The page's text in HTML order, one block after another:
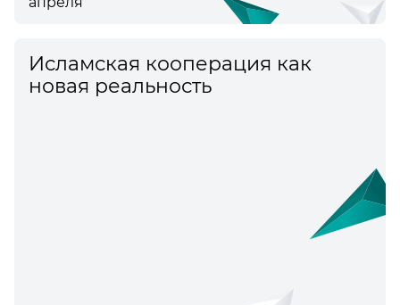
Исламская кооперация как
новая реальность